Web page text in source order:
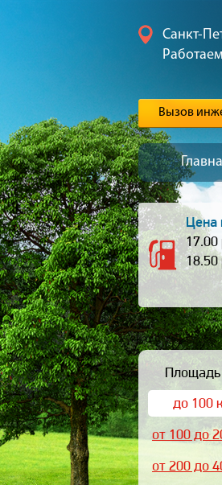
Санкт-
Вызов
Цена
17.00
18.50
до 100
от 100 до
от 200 до